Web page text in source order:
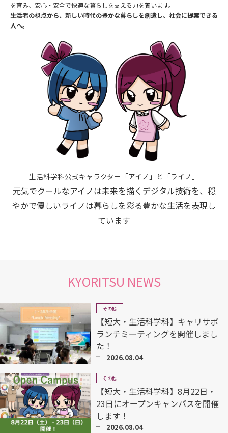
を育み、安心・安全で快適な暮らしを支える力を養います。
生活者の視点から、新しい時代の豊かな暮らしを創造し、社会に提案できる
人へ。
生活科学科公式キャラクター「アイノ」と「ライノ」
元気でクールなアイノは未来を描くデジタル技術を、穏
やかで優しいライノは暮らしを彩る豊かな生活を表現し
ています
KYORITSU NEWS
その他
【短大・生活科学科】キャリサポ
ランチミーティングを開催しまし
た！
2026.08.04
その他
【短大・生活科学科】8月22日・
23日にオープンキャンパスを開催
します！
2026.08.04